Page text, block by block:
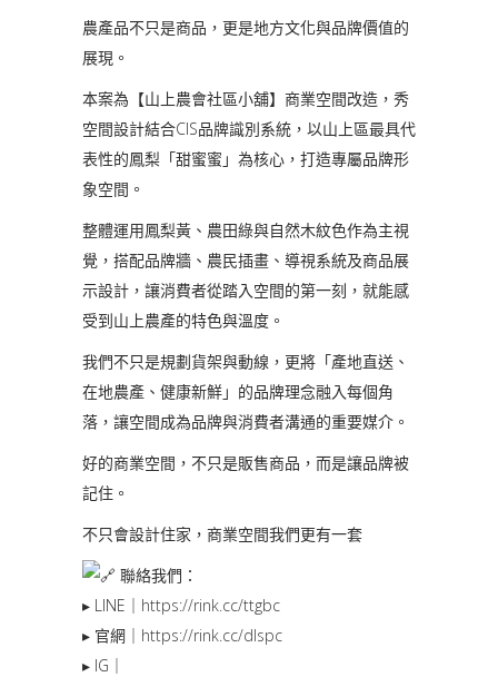
農產品不只是商品，更是地方文化與品牌價值的
展現。
本案為【山上農會社區小舖】商業空間改造，秀
空間設計結合CIS品牌識別系統，以山上區最具代
表性的鳳梨「甜蜜蜜」為核心，打造專屬品牌形
象空間。
整體運用鳳梨黃、農田綠與自然木紋色作為主視
覺，搭配品牌牆、農民插畫、導視系統及商品展
示設計，讓消費者從踏入空間的第一刻，就能感
受到山上農產的特色與溫度。
我們不只是規劃貨架與動線，更將「產地直送、
在地農產、健康新鮮」的品牌理念融入每個角
落，讓空間成為品牌與消費者溝通的重要媒介。
好的商業空間，不只是販售商品，而是讓品牌被
記住。
不只會設計住家，商業空間我們更有一套
聯絡我們：
▸ LINE｜ https://rink.cc/ttgbc
▸ 官網｜ https://rink.cc/dlspc
▸ IG｜